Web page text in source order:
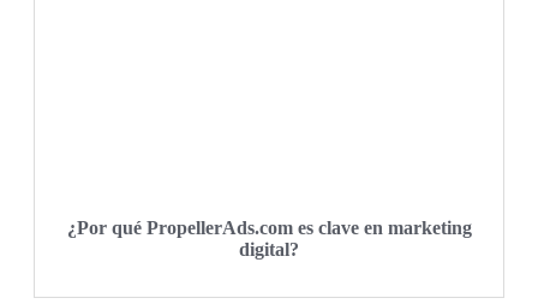
¿Por qué PropellerAds.com es clave en marketing
digital?